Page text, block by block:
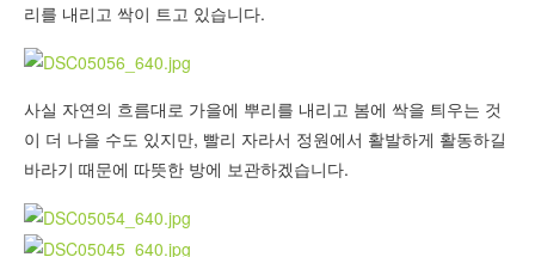
리를 내리고 싹이 트고 있습니다.
사실 자연의 흐름대로 가을에 뿌리를 내리고 봄에 싹을 틔우는 것
이 더 나을 수도 있지만, 빨리 자라서 정원에서 활발하게 활동하길
바라기 때문에 따뜻한 방에 보관하겠습니다.